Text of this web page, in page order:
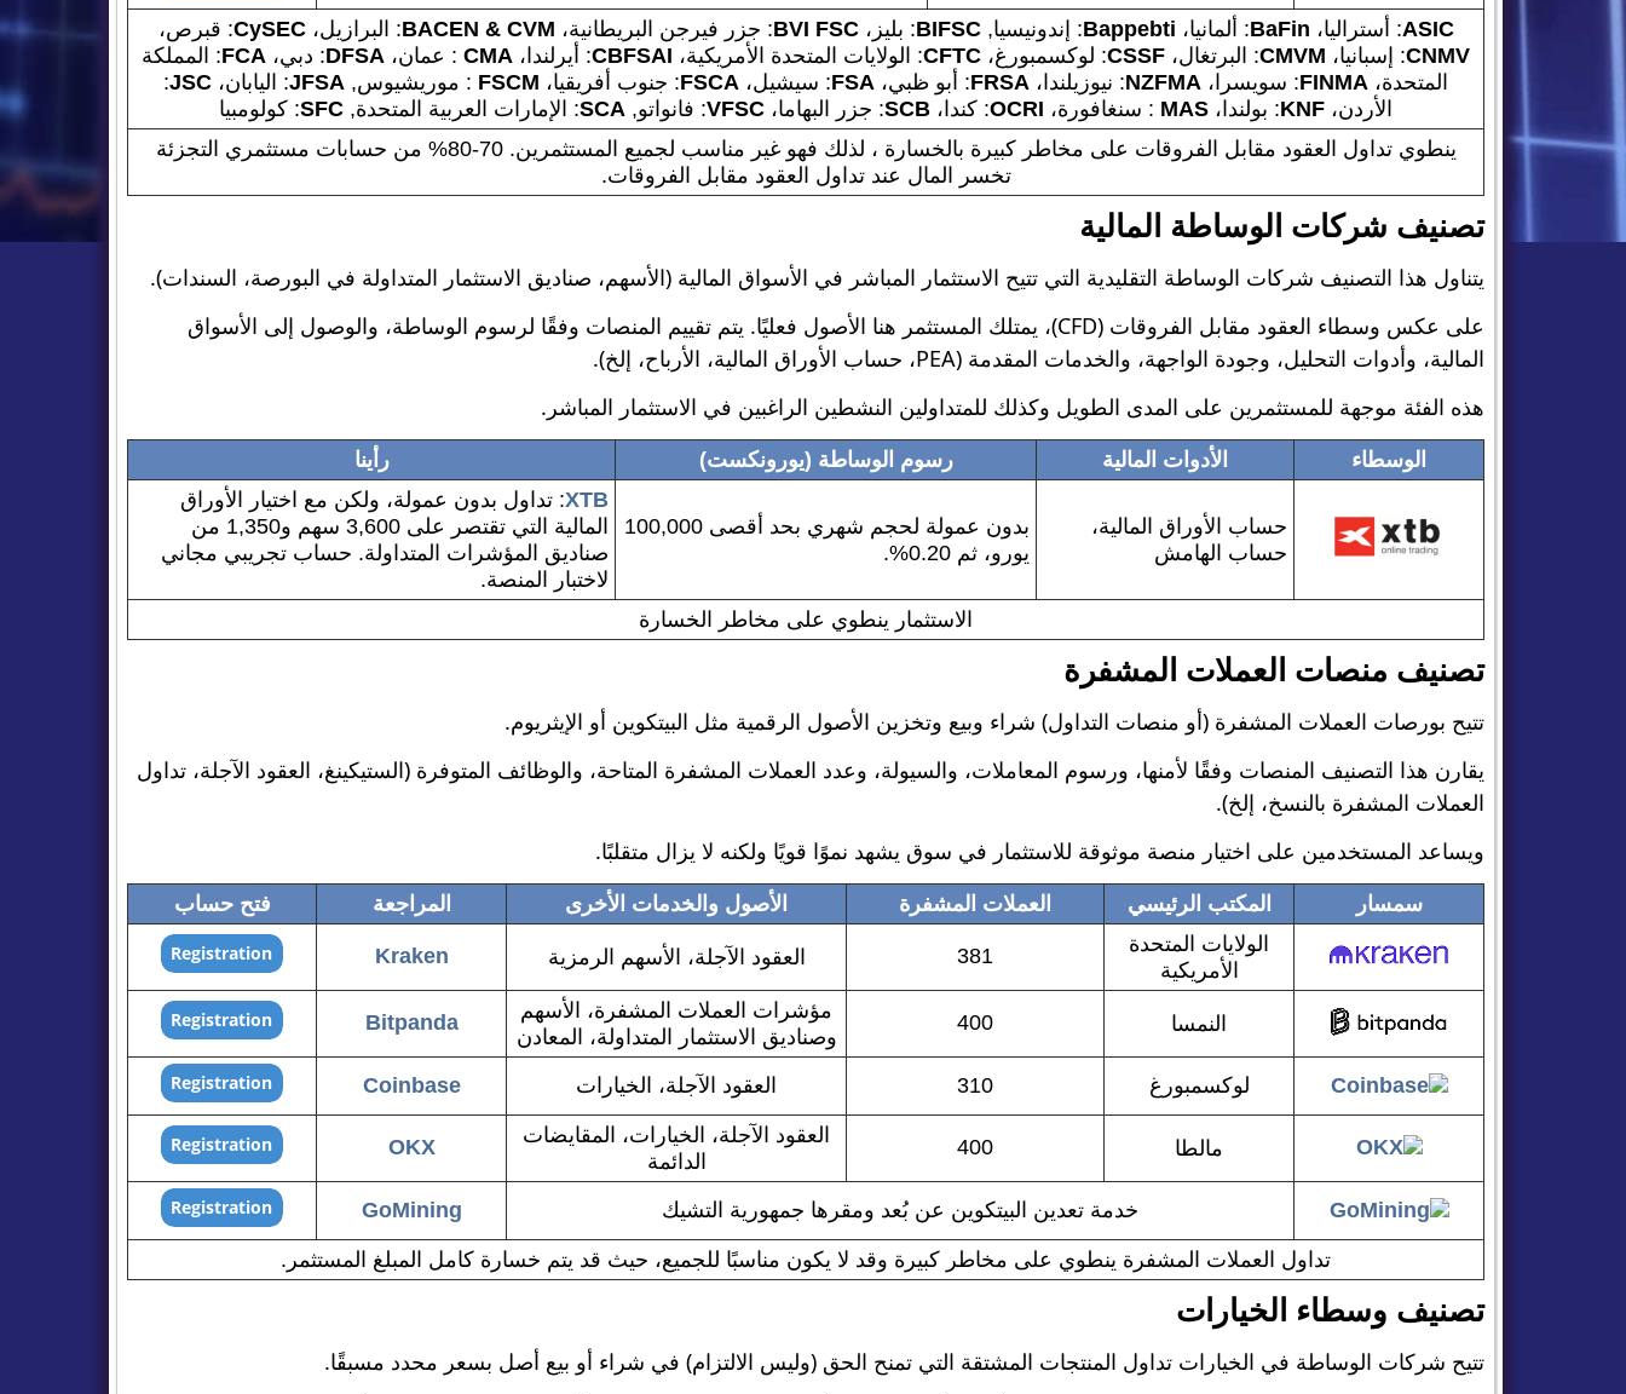
ASIC: أستراليا، BaFin: ألمانيا، Bappebti: إندونيسيا, BIFSC : بليز،BVI FSC: جزر فيرجن البريطانية، BACEN & CVM: البرازيل،CySEC: قبرص،
CNMV: إسبانيا، CMVM: البرتغال، CSSF: لوكسمبورغ، CFTC: الولايات المتحدة الأمريكية، CBFSAI: أيرلندا، CMA : عمان، DFSA: دبي، FCA: المملكة
المتحدة، FINMA: سويسرا، NZFMA : نيوزيلندا، FRSA: أبو ظبي، FSA: سيشيل، FSCA: جنوب أفريقيا، FSCM : موريشيوس, JFSA: اليابان، JSC
:
الأردن، KNF: بولندا، MAS : سنغافورة، OCRI: كندا، SCB: جزر البهاما، VFSC: فانواتو, SCA: الإمارات العربية المتحدة, SFC: كولومبيا
ينطوي تداول العقود مقابل الفروقات على مخاطر كبيرة بالخسارة ، لذلك فهو غير مناسب لجميع المستثمرين. 70-80% من حسابات مستثمري التجزئة
تخسر المال عند تداول العقود مقابل الفروقات.
تصنيف شركات الوساطة المالية
يتناول هذا التصنيف شركات الوساطة التقليدية التي تتيح الاستثمار المباشر في الأسواق المالية (الأسهم، صناديق الاستثمار المتداولة في البورصة، السندات).
على عكس وسطاء العقود مقابل الفروقات (CFD)، يمتلك المستثمر هنا الأصول فعليًا. يتم تقييم المنصات وفقًا لرسوم الوساطة، والوصول إلى الأسواق
المالية، وأدوات التحليل، وجودة الواجهة، والخدمات المقدمة (PEA، حساب الأوراق المالية، الأرباح، إلخ).
هذه الفئة موجهة للمستثمرين على المدى الطويل وكذلك للمتداولين النشطين الراغبين في الاستثمار المباشر.
الوسطاء الأدوات المالية رسوم الوساطة (يورونكست) رأينا
حساب الأوراق المالية،
حساب الهامش
بدون عمولة لحجم شهري بحد أقصى 100,000
يورو، ثم 0.20%.
XTB: تداول بدون عمولة، ولكن مع اختيار الأوراق
المالية التي تقتصر على 3,600 سهم و1,350 من
صناديق المؤشرات المتداولة. حساب تجريبي مجاني
لاختبار المنصة.
الاستثمار ينطوي على مخاطر الخسارة
تصنيف منصات العملات المشفرة
تتيح بورصات العملات المشفرة (أو منصات التداول) شراء وبيع وتخزين الأصول الرقمية مثل البيتكوين أو الإيثريوم.
يقارن هذا التصنيف المنصات وفقًا لأمنها، ورسوم المعاملات، والسيولة، وعدد العملات المشفرة المتاحة، والوظائف المتوفرة (الستيكينغ، العقود الآجلة، تداول
العملات المشفرة بالنسخ، إلخ).
ويساعد المستخدمين على اختيار منصة موثوقة للاستثمار في سوق يشهد نموًا قويًا ولكنه لا يزال متقلبًا.
سمسار المكتب الرئيسي العملات المشفرة الأصول والخدمات الأخرى المراجعة
فتح حساب
الولايات المتحدة
الأمريكية
381 العقود الآجلة، الأسهم الرمزية Kraken
النمسا 400
مؤشرات العملات المشفرة، الأسهم
وصناديق الاستثمار المتداولة، المعادن
Bitpanda
لوكسمبورغ 310 العقود الآجلة، الخيارات Coinbase
مالطا 400
العقود الآجلة، الخيارات، المقايضات
الدائمة
OKX
خدمة تعدين البيتكوين عن بُعد ومقرها جمهورية التشيك GoMining
تداول العملات المشفرة ينطوي على مخاطر كبيرة وقد لا يكون مناسبًا للجميع، حيث قد يتم خسارة كامل المبلغ المستثمر.
تصنيف وسطاء الخيارات
تتيح شركات الوساطة في الخيارات تداول المنتجات المشتقة التي تمنح الحق (وليس الالتزام) في شراء أو بيع أصل بسعر محدد مسبقًا.